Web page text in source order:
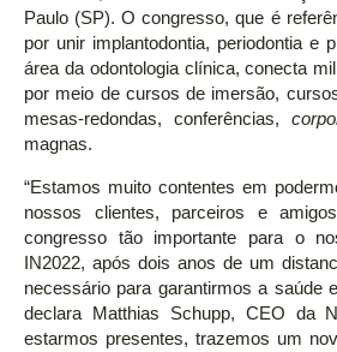
Paulo (SP). O congresso, que é
por unir implantodontia, periodontia e
área da odontologia clínica, conecta
por meio de cursos de imersão,
mesas-redondas, conferências,
magnas.
“Estamos muito contentes em
nossos clientes, parceiros e
congresso tão importante para o
IN2022, após dois anos de um
necessário para garantirmos a saúde
declara Matthias Schupp, CEO da
estarmos presentes, trazemos um